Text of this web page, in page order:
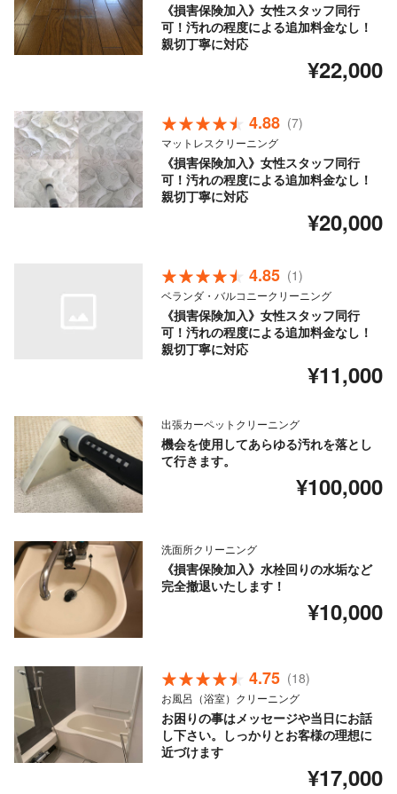
《損害保険加入》女性スタッフ同行
可！汚れの程度による追加料金なし！
親切丁寧に対応
¥22,000
4.88 (7)
マットレスクリーニング
《損害保険加入》女性スタッフ同行
可！汚れの程度による追加料金なし！
親切丁寧に対応
¥20,000
4.85 (1)
ベランダ・バルコニークリーニング
《損害保険加入》女性スタッフ同行
可！汚れの程度による追加料金なし！
親切丁寧に対応
¥11,000
出張カーペットクリーニング
機会を使用してあらゆる汚れを落とし
て行きます。
¥100,000
洗面所クリーニング
《損害保険加入》水栓回りの水垢など
完全撤退いたします！
¥10,000
4.75 (18)
お風呂（浴室）クリーニング
お困りの事はメッセージや当日にお話
し下さい。しっかりとお客様の理想に
近づけます
¥17,000